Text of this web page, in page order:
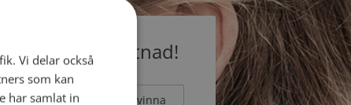
utan kostnad!
Man Kvinna
Vi delar också
som kan
har samlat in